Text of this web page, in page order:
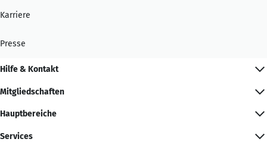
Karriere
Presse
Hilfe & Kontakt
Mitgliedschaften
Hauptbereiche
Services